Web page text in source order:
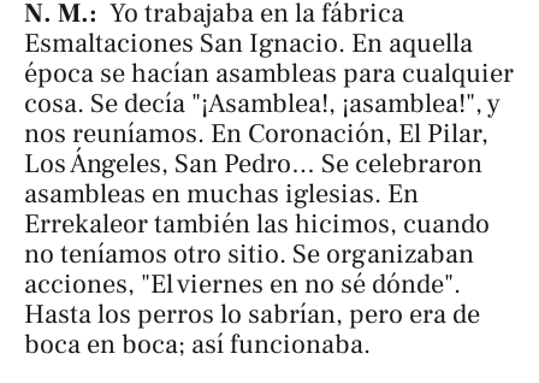
N. M.: Yo trabajaba en la fábrica
Esmaltaciones San Ignacio. En aquella
época se hacían asambleas para cualquier
cosa. Se decía "¡Asamblea!, ¡asamblea!", y
nos reuníamos. En Coronación, El Pilar,
Los Ángeles, San Pedro… Se celebraron
asambleas en muchas iglesias. En
Errekaleor también las hicimos, cuando
no teníamos otro sitio. Se organizaban
acciones, "El viernes en no sé dónde".
Hasta los perros lo sabrían, pero era de
boca en boca; así funcionaba.